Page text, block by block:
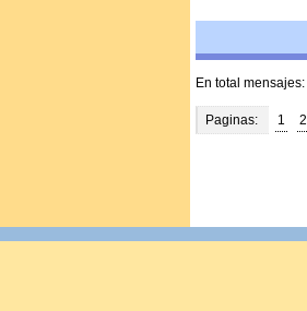
En total mensajes:
Paginas: 1 2